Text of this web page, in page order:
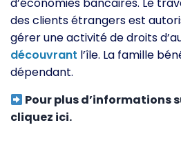
d’économies bancaires. Le
des clients étrangers est
gérer une activité de droits
découvrant l’île. La famille
dépendant.
Pour plus d’informations
cliquez ici.